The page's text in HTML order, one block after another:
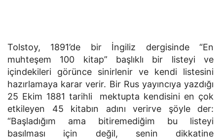
Tolstoy, 1891’de bir İngiliz dergisinde “En
muhteşem 100 kitap” başlıklı bir listeyi ve
içindekileri görünce sinirlenir ve kendi listesini
hazırlamaya karar verir. Bir Rus yayıncıya yazdığı
25 Ekim 1881 tarihli mektupta kendisini en çok
etkileyen 45 kitabın adını verirve şöyle der:
“Başladığım ama bitiremediğim bu listeyi
basılması için değil, senin dikkatine